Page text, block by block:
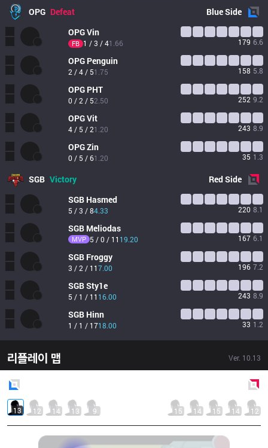
OPG Defeat BlueSide
OPGVin
FB 1 / 3 / 41.66 179 6.6
OPG Penguin
2 / 4 / 51.75 158 5.8
OPG PHT
0 / 2 / 52.50 252 9.2
OPGVit
4 / 5 / 21.20 243 8.9
OPGZin
0 / 5 / 61.20 35 1.3
SGB Victory RedSide
SGB Hasmed
5 / 3 / 84.33 220 8.1
SGB Meliodas
MVP 5 / 0 / 11 19.20 167 6.1
SGB Froggy
3 / 2 / 117.00 196 7.2
SGBSty1e
5 / 1 / 11 16.00 243 8.9
SGB Hinn
1 / 1 / 1718.00 33 1.2
리플레이 맵 Ver. 10.13
13 12 14 13 9 15 14 15 14 12